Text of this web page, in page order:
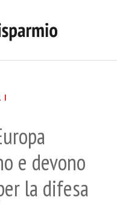
e devono
la difesa